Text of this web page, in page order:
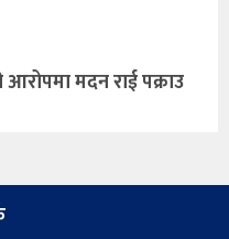
आरोपमा मदन राई पक्राउ